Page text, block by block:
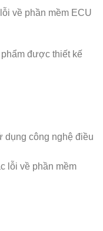
về phần mềm ECU
được thiết kế
dụng công nghệ điều
lỗi về phần mềm